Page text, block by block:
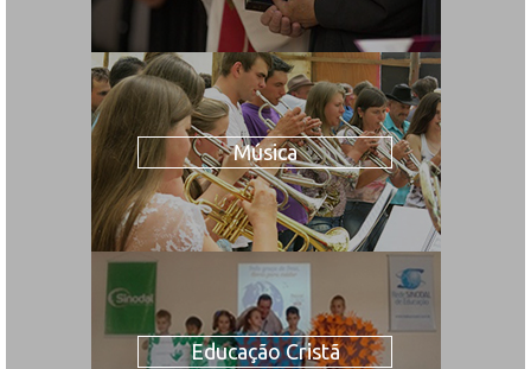
Música
Educação Cristã